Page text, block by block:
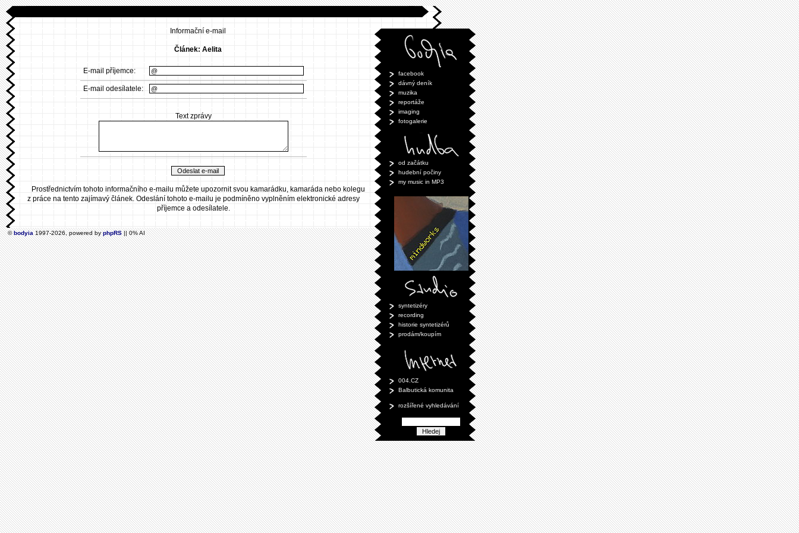
Informační e-mail
Článek: Aelita
E-mail příjemce:
E-mail odesílatele:
Text zprávy
Prostřednictvím tohoto informačního e-mailu můžete upozornit svou kamarádku, kamaráda nebo kolegu
z práce na tento zajímavý článek. Odeslání tohoto e-mailu je podmíněno vyplněním elektronické adresy
příjemce a odesílatele.
facebook
dávný deník
muzika
reportáže
imaging
fotogalerie
od začátku
hudební počiny
my music in MP3
syntetizéry
recording
historie syntetizérů
prodám/koupím
004.CZ
Balbutická komunita
rozšířené vyhledávání
©bodyia1997-2026, powered byphpRS|| 0% AI